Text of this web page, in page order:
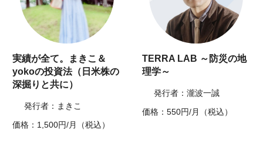
実績が全て。まきこ＆
yokoの投資法（日米株の
深掘りと共に）
発行者：まきこ
価格：1,500円/月（税込）
TERRA LAB ～防災の地
理学～
発行者：瀧波一誠
価格：550円/月（税込）